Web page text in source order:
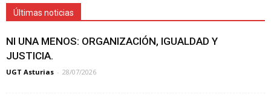
Últimas noticias
NI UNA MENOS: ORGANIZACIÓN, IGUALDAD Y
JUSTICIA.
UGT Asturias - 28/07/2026